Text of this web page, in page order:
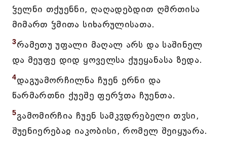
ჴელნი თქუენნი, ღაღადებდით ღმრთისა
მიმართ ჴმითა სიხარულისათა.
3რამეთუ უფალი მაღალ არს და საშინელ
და მეუფე დიდ ყოველსა ქუეყანასა ზედა.
4დაგუამორჩილნა ჩუენ ერნი და
წარმართნი ქუეშე ფერჴთა ჩუენთა.
5გამომირჩია ჩუენ სამკჳდრებელი თჳსი,
შუენიერებაჲ იაკობისი, რომელ შეიყუარა.